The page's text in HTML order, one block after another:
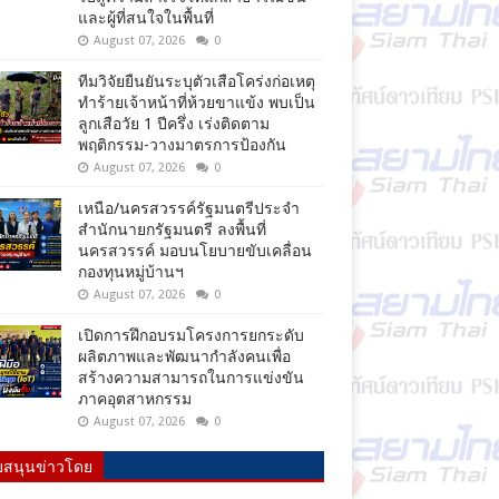
และผู้ที่สนใจในพื้นที่
August 07, 2026 0
ทีมวิจัยยืนยันระบุตัวเสือโคร่งก่อเหตุ
ทำร้ายเจ้าหน้าที่ห้วยขาแข้ง พบเป็น
ลูกเสือวัย 1 ปีครึ่ง เร่งติดตาม
พฤติกรรม-วางมาตรการป้องกัน
August 07, 2026 0
เหนือ/นครสวรรค์รัฐมนตรีประจำ
สำนักนายกรัฐมนตรี ลงพื้นที่
นครสวรรค์ มอบนโยบายขับเคลื่อน
กองทุนหมู่บ้านฯ
August 07, 2026 0
เปิดการฝึกอบรมโครงการยกระดับ
ผลิตภาพและพัฒนากำลังคนเพื่อ
สร้างความสามารถในการแข่งขัน
ภาคอุตสาหกรรม
August 07, 2026 0
นุนข่าวโดย